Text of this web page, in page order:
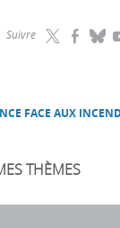
Suivre
FACE AUX
THÈMES